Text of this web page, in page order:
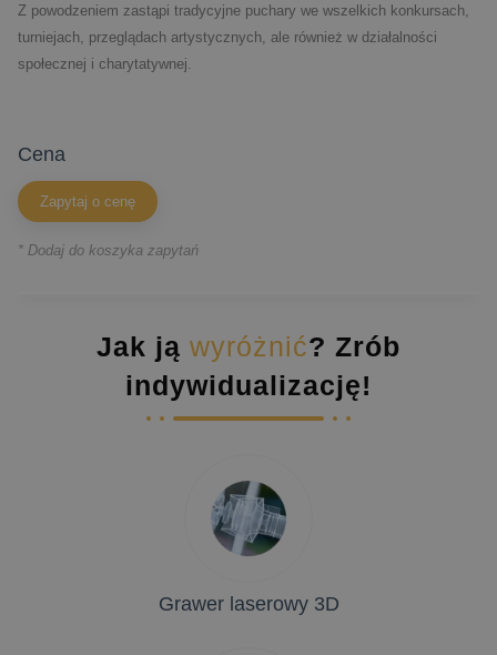
Z powodzeniem zastąpi tradycyjne puchary we wszelkich konkursach,
turniejach, przeglądach artystycznych, ale również w działalności
społecznej i charytatywnej.
cena
Zapytaj o cenę
* Dodaj do koszyka zapytań
Jak ją wyróżnić? Zrób
indywidualizację!
Grawer laserowy 3D